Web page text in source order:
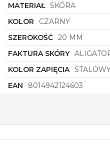
MATERIAŁ SKÓRA
KOLOR
CZARNY
SZEROKOŚĆ 20 MM
FAKTURA SKÓRY
KOLOR ZAPIĘCIA
EAN
8014942124603